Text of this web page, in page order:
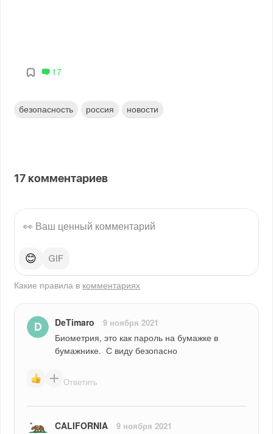
17
безопасность россия новости
17 комментариев
😊
Какие правила в комментариях
DeTimaro 9 ноября 2021
Биометрия, это как пароль на бумажке в
бумажнике.  С виду безопасно
Ответить
CALIFORNIA 9 ноября 2021